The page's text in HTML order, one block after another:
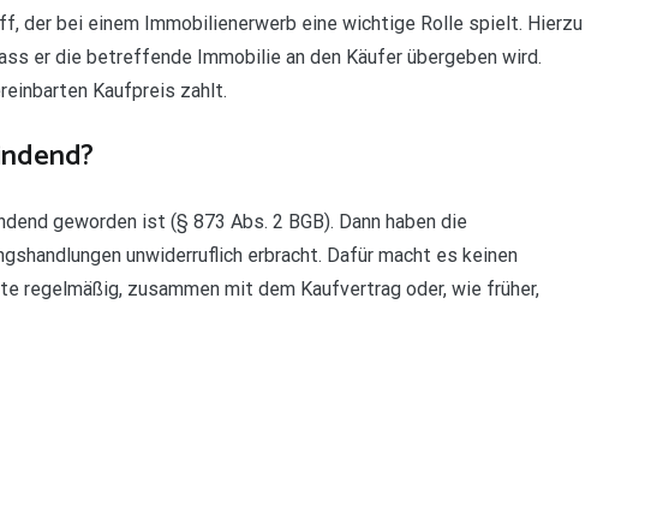
der bei einem Immobilienerwerb eine wichtige Rolle spielt. Hierzu
er die betreffende Immobilie an den Käufer übergeben wird.
Kaufpreis zahlt.
geworden ist (§ 873 Abs. 2 BGB). Dann haben die
unwiderruflich erbracht. Dafür macht es keinen
regelmäßig, zusammen mit dem Kaufvertrag oder, wie früher,